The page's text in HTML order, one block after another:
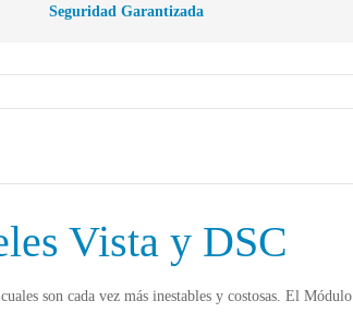
Seguridad Garantizada
Vista y DSC
son cada vez más inestables y costosas. El